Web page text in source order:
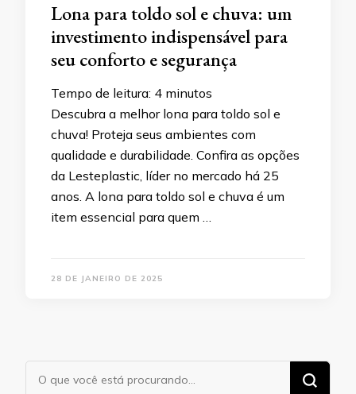
Lona para toldo sol e chuva: um
investimento indispensável para
seu conforto e segurança
Tempo de leitura: 4 minutos
Descubra a melhor lona para toldo sol e
chuva! Proteja seus ambientes com
qualidade e durabilidade. Confira as opções
da Lesteplastic, líder no mercado há 25
anos. A lona para toldo sol e chuva é um
item essencial para quem …
28 DE JANEIRO DE 2025
Procurando